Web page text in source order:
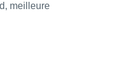
meilleure